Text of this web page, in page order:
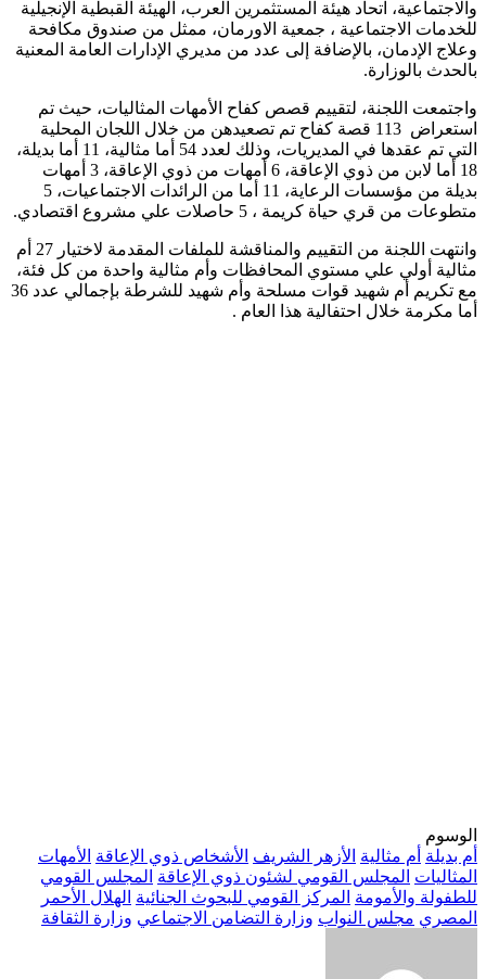
والاجتماعية، اتحاد هيئة المستثمرين العرب، الهيئة القبطية الإنجيلية
للخدمات الاجتماعية ، جمعية الاورمان، ممثل من صندوق مكافحة
وعلاج الإدمان، بالإضافة إلى عدد من مديري الإدارات العامة المعنية
بالحدث بالوزارة.
واجتمعت اللجنة، لتقييم قصص كفاح الأمهات المثاليات، حيث تم
استعراض 113 قصة كفاح تم تصعيدهن من خلال اللجان المحلية
التي تم عقدها في المديريات، وذلك لعدد 54 أما مثالية، 11 أما بديلة،
18 أما لابن من ذوي الإعاقة، 6 أمهات من ذوي الإعاقة، 3 أمهات
بديلة من مؤسسات الرعاية، 11 أما من الرائدات الاجتماعيات، 5
متطوعات من قري حياة كريمة ، 5 حاصلات علي مشروع اقتصادي.
وانتهت اللجنة من التقييم والمناقشة للملفات المقدمة لاختيار 27 أم
مثالية أولي علي مستوي المحافظات وأم مثالية واحدة من كل فئة،
مع تكريم أم شهيد قوات مسلحة وأم شهيد للشرطة بإجمالي عدد 36
أما مكرمة خلال احتفالية هذا العام .
الوسوم
أم بديلة أم مثالية الأزهر الشريف الأشخاص ذوي الإعاقة الأمهات
المثاليات المجلس القومي لشئون ذوي الإعاقة المجلس القومي
للطفولة والأمومة المركز القومي للبحوث الجنائية الهلال الأحمر
المصري مجلس النواب وزارة التضامن الاجتماعي وزارة الثقافة